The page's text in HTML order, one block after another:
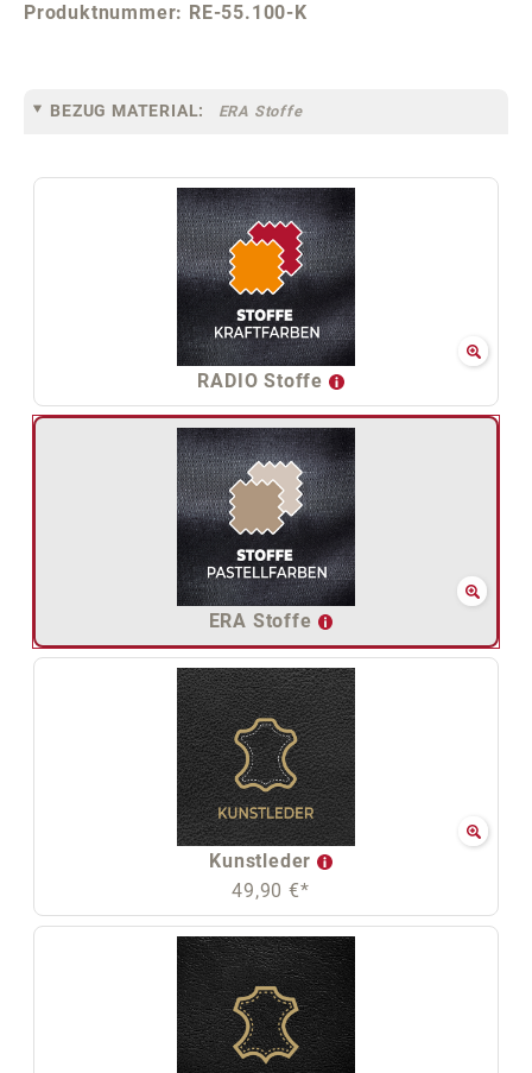
Produktnummer: RE-55.100-K
BEZUG MATERIAL: ERA Stoffe
RADIO Stoffe
ERA Stoffe
Kunstleder
49,90 €*